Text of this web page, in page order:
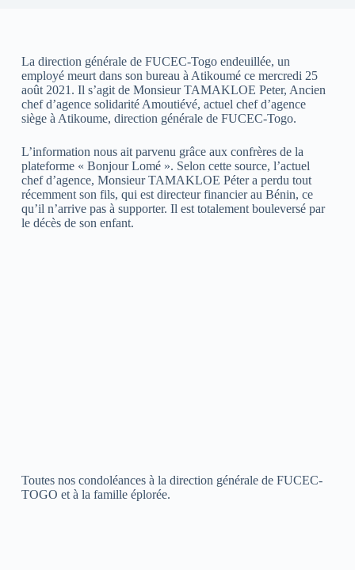
La direction générale de FUCEC-Togo endeuillée, un
employé meurt dans son bureau à Atikoumé ce mercredi 25
août 2021. Il s’agit de Monsieur TAMAKLOE Peter, Ancien
chef d’agence solidarité Amoutiévé, actuel chef d’agence
siège à Atikoume, direction générale de FUCEC-Togo.
L’information nous ait parvenu grâce aux confrères de la
plateforme « Bonjour Lomé ». Selon cette source, l’actuel
chef d’agence, Monsieur TAMAKLOE Péter a perdu tout
récemment son fils, qui est directeur financier au Bénin, ce
qu’il n’arrive pas à supporter. Il est totalement bouleversé par
le décès de son enfant.
Toutes nos condoléances à la direction générale de FUCEC-
TOGO et à la famille éplorée.